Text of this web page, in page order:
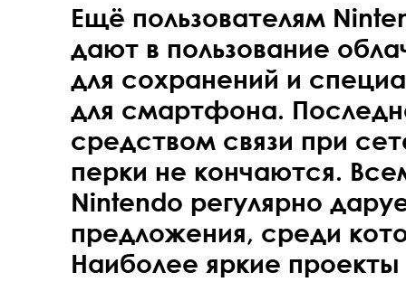
Ещё пользователям
дают в пользование
для сохранений и
для смартфона.
средством связи при
перки не кончаются.
Nintendo регулярно
предложения, среди
Наиболее яркие